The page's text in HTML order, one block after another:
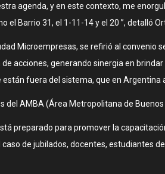
agenda, y en este contexto, me
Barrio 31, el 1-11-14 y el 20 ”, detalló
Microempresas, se refirió al convenio
acciones, generando sinergia en
fuera del sistema, que en Argentina
AMBA (Área Metropolitana de Buenos
preparado para promover la
de jubilados, docentes, estudiantes